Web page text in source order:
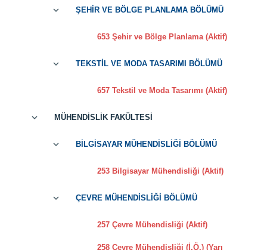
ŞEHİR VE BÖLGE PLANLAMA BÖLÜMÜ
653 Şehir ve Bölge Planlama (Aktif)
TEKSTİL VE MODA TASARIMI BÖLÜMÜ
657 Tekstil ve Moda Tasarımı (Aktif)
MÜHENDİSLİK FAKÜLTESİ
BİLGİSAYAR MÜHENDİSLİĞİ BÖLÜMÜ
253 Bilgisayar Mühendisliği (Aktif)
ÇEVRE MÜHENDİSLİĞİ BÖLÜMÜ
257 Çevre Mühendisliği (Aktif)
258 Çevre Mühendisliği (İ.Ö.) (Yarı